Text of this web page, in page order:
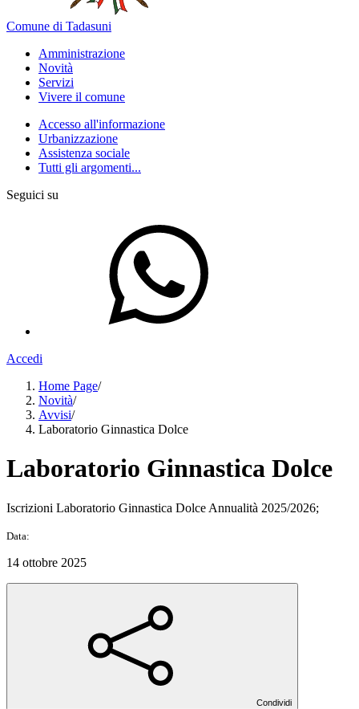
Comune di Tadasuni
Amministrazione
Novità
Servizi
Vivere il comune
Accesso all'informazione
Urbanizzazione
Assistenza sociale
Tutti gli argomenti...
Seguici su
Accedi
Home Page/
Novità/
Avvisi/
Laboratorio Ginnastica Dolce
Laboratorio Ginnastica Dolce
Iscrizioni Laboratorio Ginnastica Dolce Annualità 2025/2026;
Data:
14 ottobre 2025
Condividi